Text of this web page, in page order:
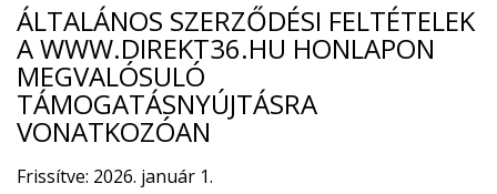
PEGASUS-MEGFIGYELÉSEK
AZ ORBÁN CSALÁD ÜZLETEI
OFFSHORE TITKOK
ÁLTALÁNOS SZERZŐDÉSI FELTÉTELEK
A WWW.DIREKT36.HU HONLAPON
MEGVALÓSULÓ
TÁMOGATÁSNYÚJTÁSRA
VONATKOZÓAN
Frissítve: 2026. január 1.